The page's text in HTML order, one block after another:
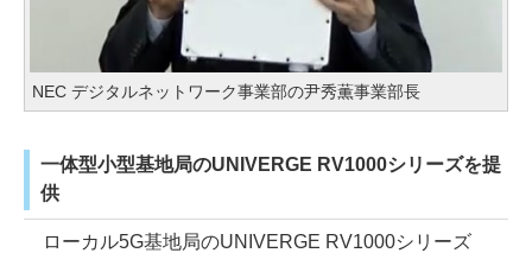
NEC デジタルネットワーク事業部の尹秀薫事業部長
一体型小型基地局のUNIVERGE RV1000シリーズを提
供
ローカル5G基地局のUNIVERGE RV1000シリーズ